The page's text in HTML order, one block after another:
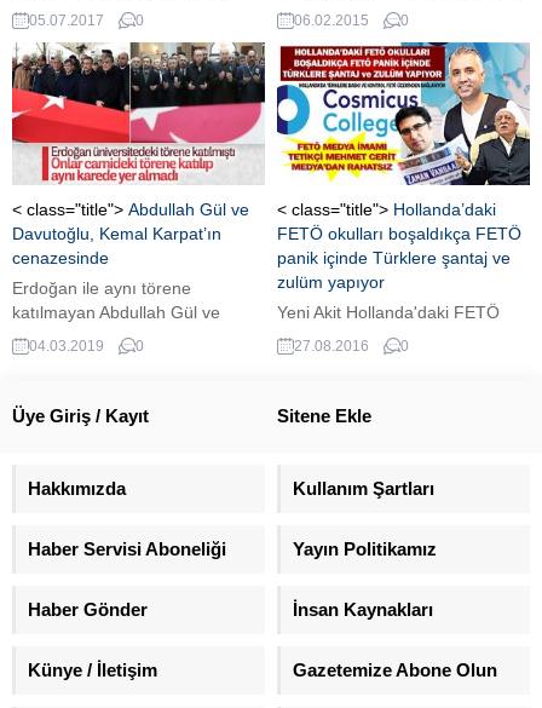
Mustafa Akyol, belediye meclis
üyeliğini kıl payı kaçırdı. Üyelik
verilmemesine gerekçe olarak
da Cumhurbaşkanı Erdoğan’a ve
UETD’ye yakınlığı gösterildi.
05.07.2017 0
tanesi Romanya'da yakalandı.
Önce Hırvatistan, ordadan kaçtı
Macaristan, oradan kaçtılar ve
Romanya'da yakalandılar'' dedi.
06.02.2015 0
< class="title"> Abdullah Gül ve
Davutoğlu, Kemal Karpat’ın
cenazesinde
Erdoğan ile aynı törene
katılmayan Abdullah Gül ve
Ahmet Davutoğlu'nun, bu tavrı
dikkat çekti.
04.03.2019 0
< class="title"> Hollanda’daki
FETÖ okulları boşaldıkça FETÖ
panik içinde Türklere şantaj ve
zulüm yapıyor
Yeni Akit Hollanda'daki FETÖ
zulmünü manşetine taşıdı. Yeni
Akit'ten Mehmet Özmen,
ailelerin, FETÖ’nün
isterken nasıl bin bir türlü
27.08.2016 0
Üye Giriş / Kayıt Sitene Ekle
Hakkımızda Kullanım Şartları
Haber Servisi Aboneliği Yayın Politikamız
Haber Gönder İnsan Kaynakları
Künye / İletişim Gazetemize Abone Olun